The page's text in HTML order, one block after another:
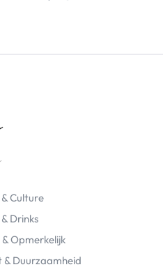
Culture
Drinks
Opmerkelijk
& Duurzaamheid